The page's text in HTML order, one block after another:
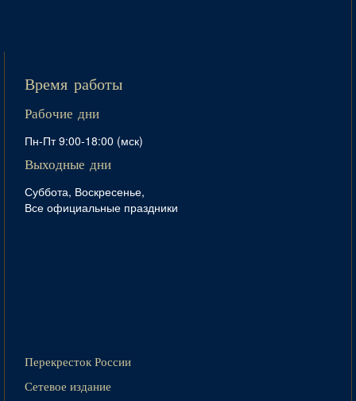
Время работы
Рабочие дни
Пн-Пт 9:00-18:00 (мск)
Выходные дни
Суббота, Воскресенье,
Все официальные праздники
Перекресток России
Сетевое издание